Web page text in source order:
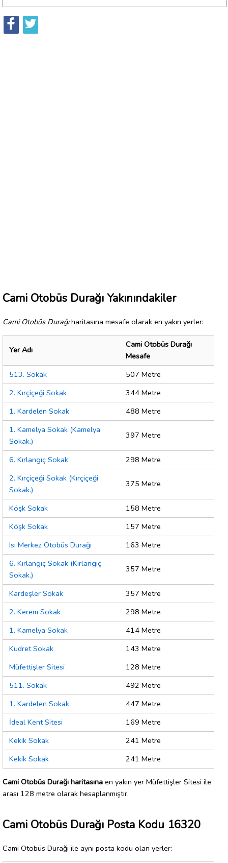
Cami Otobüs Durağı Yakınındakiler
Cami Otobüs Durağıharitasına mesafe olarak en yakın yerler:
Yer Adı
Cami Otobüs Durağı
Mesafe
513. Sokak
507 Metre
2. Kırçiçeği Sokak
344 Metre
1. Kardelen Sokak
488 Metre
1. Kamelya Sokak (Kamelya
Sokak.)
397 Metre
6. Kırlangıç Sokak
298 Metre
2. Kırçiçeği Sokak (Kırçiçeği
Sokak.)
375 Metre
Köşk Sokak
158 Metre
Köşk Sokak
157 Metre
Isı Merkez Otobüs Durağı
163 Metre
6. Kırlangıç Sokak (Kırlangıç
Sokak.)
357 Metre
Kardeşler Sokak
357 Metre
2. Kerem Sokak
298 Metre
1. Kamelya Sokak
414 Metre
Kudret Sokak
143 Metre
Müfettişler Sitesi
128 Metre
511. Sokak
492 Metre
1. Kardelen Sokak
447 Metre
İdeal Kent Sitesi
169 Metre
Kekik Sokak
241 Metre
Kekik Sokak
241 Metre
Cami Otobüs Durağı haritasına en yakın yer Müfettişler Sitesi ile
arası 128 metre olarak hesaplanmıştır.
Cami Otobüs Durağı Posta Kodu 16320
Cami Otobüs Durağı ile aynı posta kodu olan yerler: